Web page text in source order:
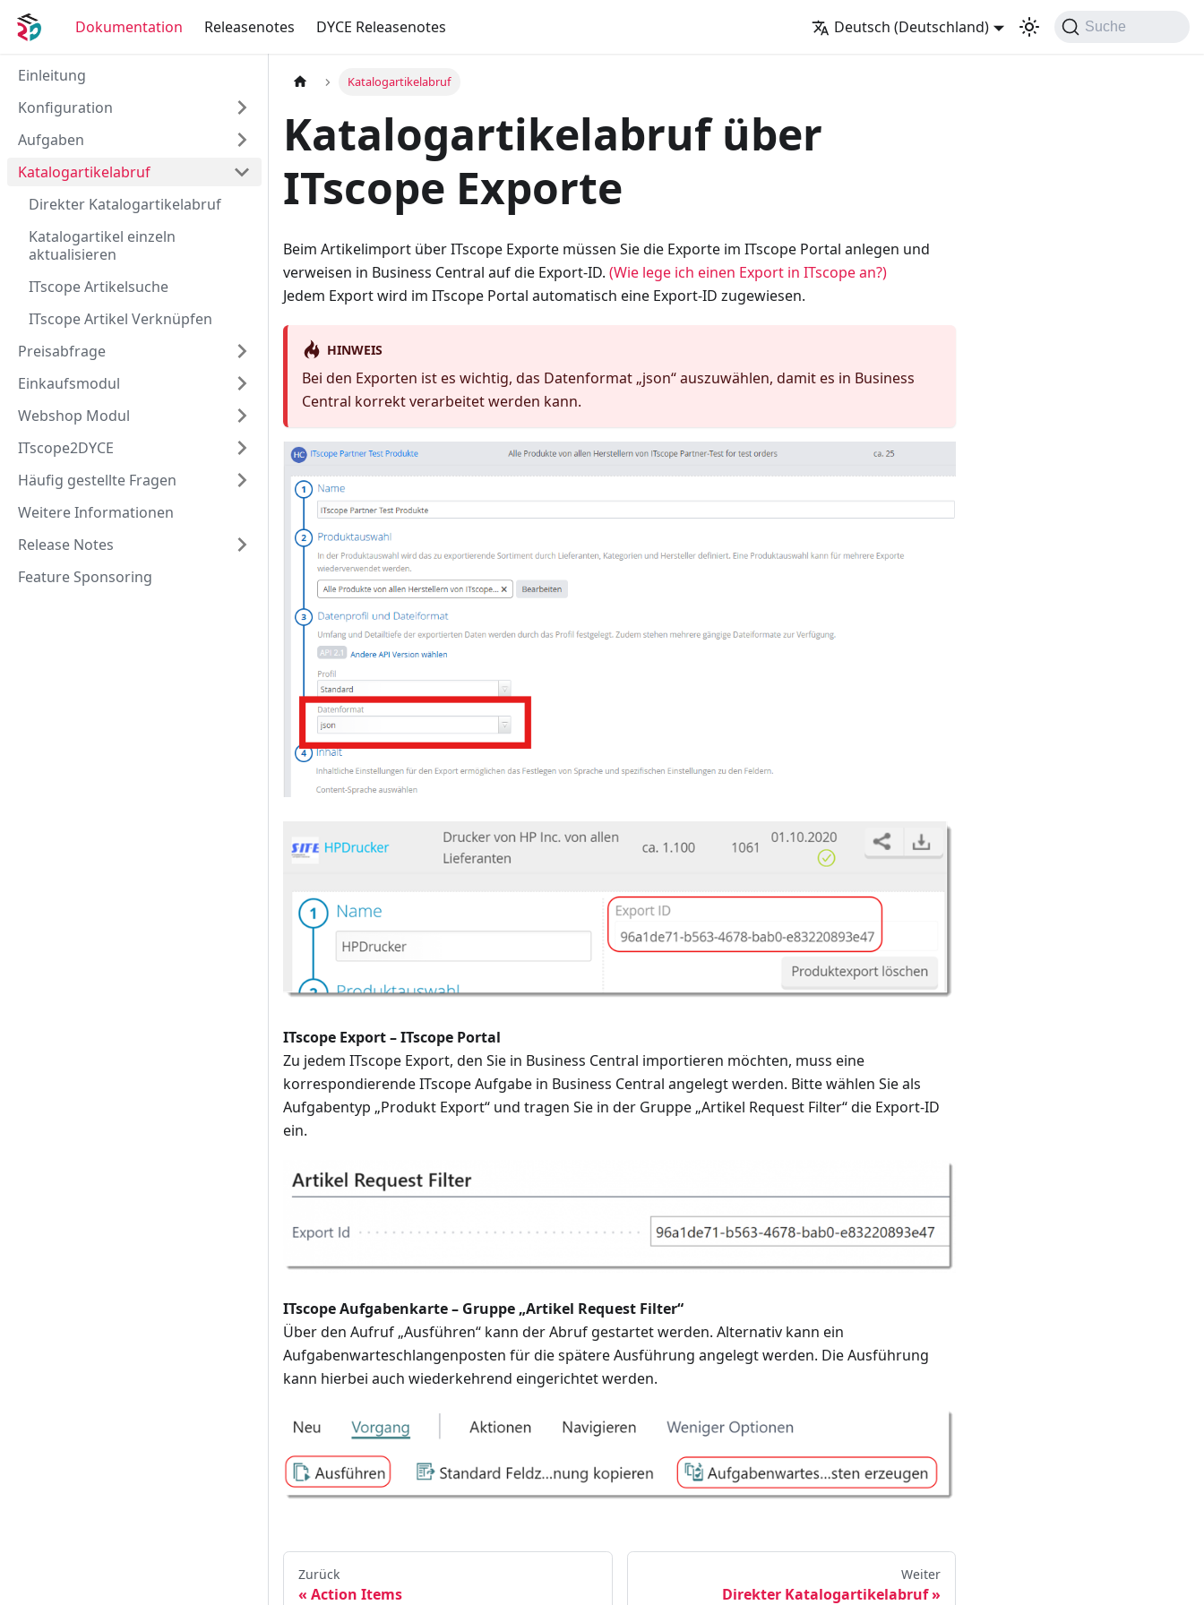
Dokumentation Releasenotes DYCE Releasenotes Deutsch (Deutschland) Suche
Einleitung
Konfiguration
Aufgaben
Katalogartikelabruf
Direkter Katalogartikelabruf
Katalogartikel einzeln
aktualisieren
ITscope Artikelsuche
ITscope Artikel Verknüpfen
Preisabfrage
Einkaufsmodul
Webshop Modul
ITscope2DYCE
Häufig gestellte Fragen
Weitere Informationen
Release Notes
Feature Sponsoring
Katalogartikelabruf
Katalogartikelabruf über
ITscope Exporte
Beim Artikelimport über ITscope Exporte müssen Sie die Exporte im ITscope Portal anlegen und
verweisen in Business Central auf die Export-ID. (Wie lege ich einen Export in ITscope an?)
Jedem Export wird im ITscope Portal automatisch eine Export-ID zugewiesen.
HINWEIS
Bei den Exporten ist es wichtig, das Datenformat „json“ auszuwählen, damit es in Business
Central korrekt verarbeitet werden kann.
ITscope Export – ITscope Portal
Zu jedem ITscope Export, den Sie in Business Central importieren möchten, muss eine
korrespondierende ITscope Aufgabe in Business Central angelegt werden. Bitte wählen Sie als
Aufgabentyp „Produkt Export“ und tragen Sie in der Gruppe „Artikel Request Filter“ die Export-ID
ein.
ITscope Aufgabenkarte – Gruppe „Artikel Request Filter“
Über den Aufruf „Ausführen“ kann der Abruf gestartet werden. Alternativ kann ein
Aufgabenwarteschlangenposten für die spätere Ausführung angelegt werden. Die Ausführung
kann hierbei auch wiederkehrend eingerichtet werden.
Zurück
Action Items
Weiter
Direkter Katalogartikelabruf